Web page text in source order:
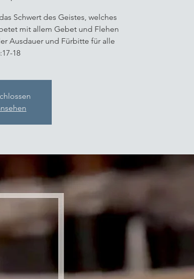
Schwert des Geistes, welches
mit allem Gebet und Flehen
Ausdauer und Fürbitte für alle
18